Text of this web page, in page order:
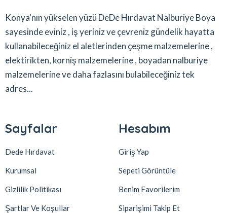
Konya'nın yükselen yüzü DeDe Hırdavat Nalburiye Boya
sayesinde eviniz , iş yeriniz ve çevreniz gündelik hayatta
kullanabileceğiniz el aletlerinden çeşme malzemelerine ,
elektirikten, korniş malzemelerine , boyadan nalburiye
malzemelerine ve daha fazlasını bulabileceğiniz tek
adres...
Sayfalar
Dede Hırdavat
Kurumsal
Gizlilik Politikası
Şartlar Ve Koşullar
Hesabım
Giriş Yap
Sepeti Görüntüle
Benim Favorilerim
Siparişimi Takip Et